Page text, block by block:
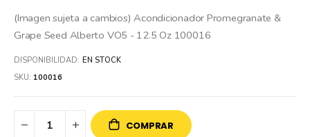
(Imagen sujeta a cambios) Acondicionador Promegranate &
Grape Seed Alberto VO5 - 12.5 Oz 100016
DISPONIBILIDAD: EN STOCK
SKU 100016
COMPRAR